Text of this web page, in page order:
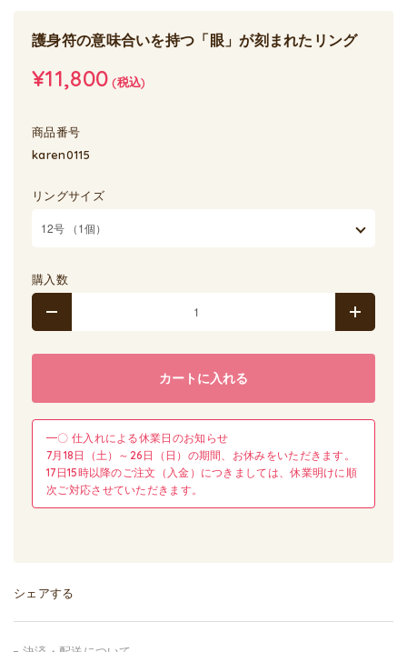
護身符の意味合いを持つ「眼」が刻まれたリング
¥11,800 (税込)
商品番号
karen0115
リングサイズ
購入数
カートに入れる
━〇 仕入れによる休業日のお知らせ
7月18日（土）～26日（日）の期間、お休みをいただきます。
17日15時以降のご注文（入金）につきましては、休業明けに順
次ご対応させていただきます。
シェアする